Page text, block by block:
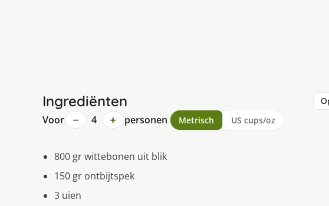
Ingrediënten
Voor − 4 + personen Metrisch US cups/oz
800 gr wittebonen uit blik
150 gr ontbijtspek
3 uien